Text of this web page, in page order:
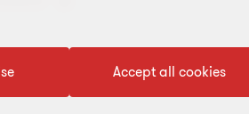
Accept all cookies